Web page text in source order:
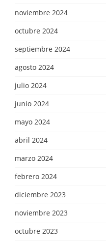
noviembre 2024
octubre 2024
septiembre 2024
agosto 2024
julio 2024
junio 2024
mayo 2024
abril 2024
marzo 2024
febrero 2024
diciembre 2023
noviembre 2023
octubre 2023